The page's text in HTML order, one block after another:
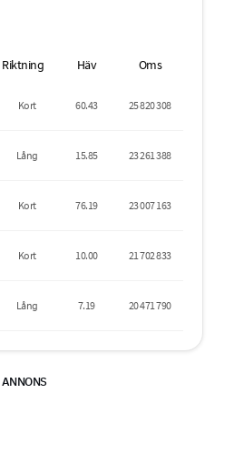
Riktning Häv
Oms
Kort 60.43 25 820 308
Lång 15.85 23 261 388
Kort 76.19 23 007 163
Kort 10.00 21 702 833
Lång 7.19 20 471 790
ANNONS